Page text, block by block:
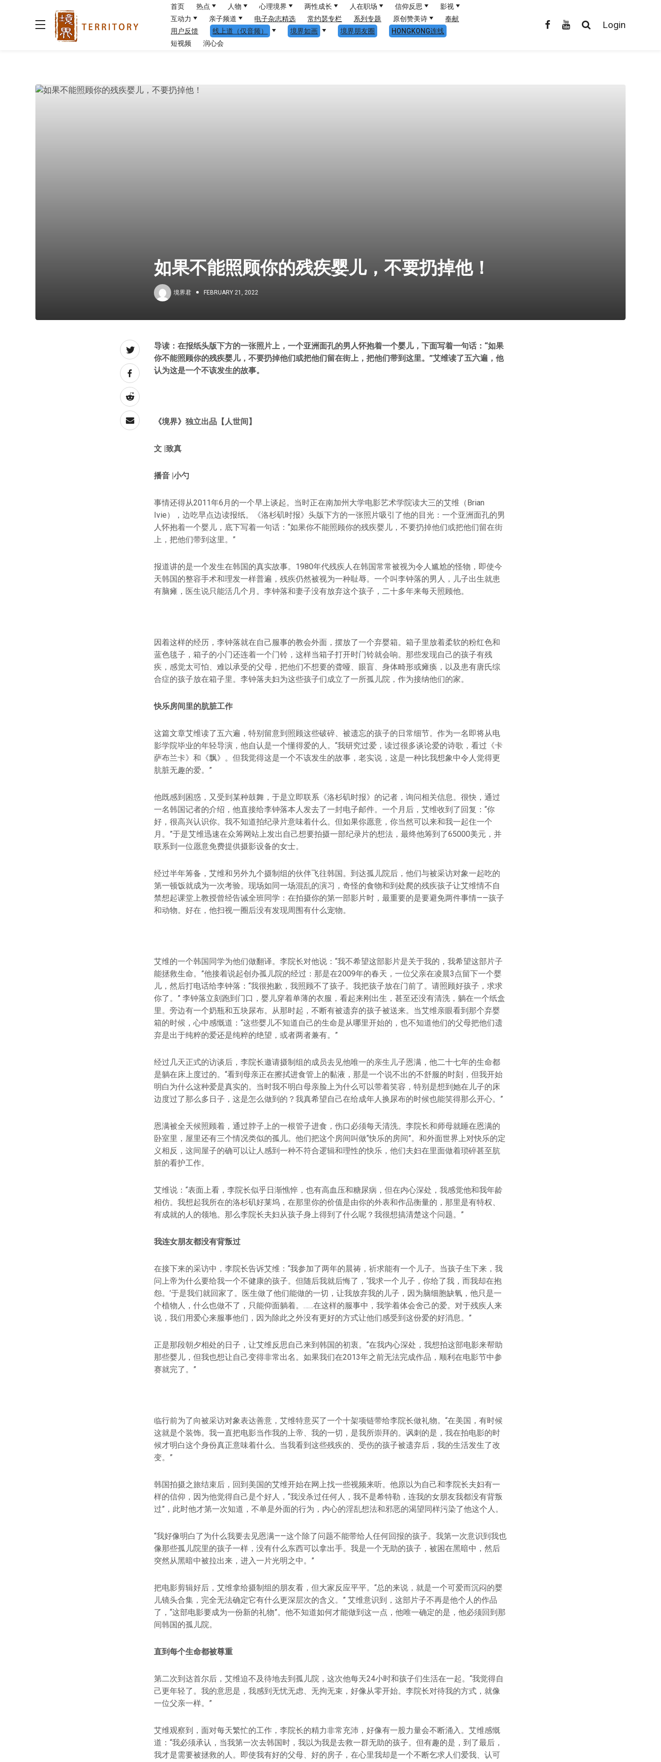
首页 热点 人物 心理境界 两性成长 人在职场 信仰反思
影视
互动力
亲子频道 电子杂志精选 常约瑟专栏 系列专题 原创赞美诗
奉献
用户反馈
线上道（仅音频） 境界如画 境界朋友圈
HONGKONG连线
短视频
润心会
Login
如果不能照顾你的残疾婴儿，不要扔掉他！
境界君 FEBRUARY 21, 2022
导读：在报纸头版下方的一张照片上，一个亚洲面孔的男人怀抱着一个婴儿，下面写着一句话：“如果
你不能照顾你的残疾婴儿，不要扔掉他们或把他们留在街上，把他们带到这里。”艾维读了五六遍，他
认为这是一个不该发生的故事。
《境界》独立出品【人世间】
文 |致真
播音 |小勺
事情还得从2011年6月的一个早上谈起。当时正在南加州大学电影艺术学院读大三的艾维（Brian
Ivie），边吃早点边读报纸。《洛杉矶时报》头版下方的一张照片吸引了他的目光：一个亚洲面孔的男
人怀抱着一个婴儿，底下写着一句话：“如果你不能照顾你的残疾婴儿，不要扔掉他们或把他们留在街
上，把他们带到这里。”
报道讲的是一个发生在韩国的真实故事。1980年代残疾人在韩国常常被视为令人尴尬的怪物，即使今
天韩国的整容手术和理发一样普遍，残疾仍然被视为一种耻辱。一个叫李钟落的男人，儿子出生就患
有脑瘫，医生说只能活几个月。李钟落和妻子没有放弃这个孩子，二十多年来每天照顾他。
因着这样的经历，李钟落就在自己服事的教会外面，摆放了一个弃婴箱。箱子里放着柔软的粉红色和
蓝色毯子，箱子的小门还连着一个门铃，这样当箱子打开时门铃就会响。那些发现自己的孩子有残
疾，感觉太可怕、难以承受的父母，把他们不想要的聋哑、眼盲、身体畸形或瘫痪，以及患有唐氏综
合症的孩子放在箱子里。李钟落夫妇为这些孩子们成立了一所孤儿院，作为接纳他们的家。
快乐房间里的肮脏工作
这篇文章艾维读了五六遍，特别留意到照顾这些破碎、被遗忘的孩子的日常细节。作为一名即将从电
影学院毕业的年轻导演，他自认是一个懂得爱的人。“我研究过爱，读过很多谈论爱的诗歌，看过《卡
萨布兰卡》和《飘》。但我觉得这是一个不该发生的故事，老实说，这是一种比我想象中令人觉得更
肮脏无趣的爱。”
他既感到困惑，又受到某种鼓舞，于是立即联系《洛杉矶时报》的记者，询问相关信息。很快，通过
一名韩国记者的介绍，他直接给李钟落本人发去了一封电子邮件。一个月后，艾维收到了回复：“你
好，很高兴认识你。我不知道拍纪录片意味着什么。但如果你愿意，你当然可以来和我一起住一个
月。”于是艾维迅速在众筹网站上发出自己想要拍摄一部纪录片的想法，最终他筹到了65000美元，并
联系到一位愿意免费提供摄影设备的女士。
经过半年筹备，艾维和另外九个摄制组的伙伴飞往韩国。到达孤儿院后，他们与被采访对象一起吃的
第一顿饭就成为一次考验。现场如同一场混乱的演习，奇怪的食物和到处爬的残疾孩子让艾维情不自
禁想起课堂上教授曾经告诫全班同学：在拍摄你的第一部影片时，最重要的是要避免两件事情——孩子
和动物。好在，他扫视一圈后没有发现周围有什么宠物。
艾维的一个韩国同学为他们做翻译。李院长对他说：“我不希望这部影片是关于我的，我希望这部片子
能拯救生命。”他接着说起创办孤儿院的经过：那是在2009年的春天，一位父亲在凌晨3点留下一个婴
儿，然后打电话给李钟落：“我很抱歉，我照顾不了孩子。我把孩子放在门前了。请照顾好孩子，求求
你了。” 李钟落立刻跑到门口，婴儿穿着单薄的衣服，看起来刚出生，甚至还没有清洗，躺在一个纸盒
里。旁边有一个奶瓶和五块尿布。从那时起，不断有被遗弃的孩子被送来。当艾维亲眼看到那个弃婴
箱的时候，心中感慨道：“这些婴儿不知道自己的生命是从哪里开始的，也不知道他们的父母把他们遗
弃是出于纯粹的爱还是纯粹的绝望，或者两者兼有。”
经过几天正式的访谈后，李院长邀请摄制组的成员去见他唯一的亲生儿子恩满，他二十七年的生命都
是躺在床上度过的。“看到母亲正在擦拭进食管上的黏液，那是一个说不出的不舒服的时刻，但我开始
明白为什么这种爱是真实的。当时我不明白母亲脸上为什么可以带着笑容，特别是想到她在儿子的床
边度过了那么多日子，这是怎么做到的？我真希望自己在给成年人换尿布的时候也能笑得那么开心。”
恩满被全天候照顾着，通过脖子上的一根管子进食，伤口必须每天清洗。李院长和师母就睡在恩满的
卧室里，屋里还有三个情况类似的孤儿。他们把这个房间叫做“快乐的房间”。和外面世界上对快乐的定
义相反，这间屋子的确可以让人感到一种不符合逻辑和理性的快乐，他们夫妇在里面做着琐碎甚至肮
脏的看护工作。
艾维说：“表面上看，李院长似乎日渐憔悴，也有高血压和糖尿病，但在内心深处，我感觉他和我年龄
相仿。我想起我所在的洛杉矶好莱坞，在那里你的价值是由你的外表和作品衡量的，那里是有特权、
有成就的人的领地。那么李院长夫妇从孩子身上得到了什么呢？我很想搞清楚这个问题。”
我连女朋友都没有背叛过
在接下来的采访中，李院长告诉艾维：“我参加了两年的晨祷，祈求能有一个儿子。当孩子生下来，我
问上帝为什么要给我一个不健康的孩子。但随后我就后悔了，‘我求一个儿子，你给了我，而我却在抱
怨。’于是我们就回家了。医生做了他们能做的一切，让我放弃我的儿子，因为脑细胞缺氧，他只是一
个植物人，什么也做不了，只能仰面躺着。……在这样的服事中，我学着体会舍己的爱。对于残疾人来
说，我们用爱心来服事他们，因为除此之外没有更好的方式让他们感受到这份爱的好消息。”
正是那段朝夕相处的日子，让艾维反思自己来到韩国的初衷。“在我内心深处，我想拍这部电影来帮助
那些婴儿，但我也想让自己变得非常出名。如果我们在2013年之前无法完成作品，顺利在电影节中参
赛就完了。”
临行前为了向被采访对象表达善意，艾维特意买了一个十架项链带给李院长做礼物。“在美国，有时候
这就是个装饰。我一直把电影当作我的上帝、我的一切，是我所崇拜的。讽刺的是，我在拍电影的时
候才明白这个身份真正意味着什么。当我看到这些残疾的、受伤的孩子被遗弃后，我的生活发生了改
变。”
韩国拍摄之旅结束后，回到美国的艾维开始在网上找一些视频来听。他原以为自己和李院长夫妇有一
样的信仰，因为他觉得自己是个好人，“我没杀过任何人，我不是希特勒，连我的女朋友我都没有背叛
过”，此时他才第一次知道，不单是外面的行为，内心的淫乱想法和邪恶的渴望同样污染了他这个人。
“我好像明白了为什么我要去见恩满——这个除了问题不能带给人任何回报的孩子。我第一次意识到我也
像那些孤儿院里的孩子一样，没有什么东西可以拿出手。我是一个无助的孩子，被困在黑暗中，然后
突然从黑暗中被拉出来，进入一片光明之中。”
把电影剪辑好后，艾维拿给摄制组的朋友看，但大家反应平平。“总的来说，就是一个可爱而沉闷的婴
儿镜头合集，完全无法确定它有什么更深层次的含义。” 艾维意识到，这部片子不再是他个人的作品
了，“这部电影要成为一份新的礼物”。他不知道如何才能做到这一点，他唯一确定的是，他必须回到那
间韩国的孤儿院。
直到每个生命都被尊重
第二次到达首尔后，艾维迫不及待地去到孤儿院，这次他每天24小时和孩子们生活在一起。“我觉得自
己更年轻了。我的意思是，我感到无忧无虑、无拘无束，好像从零开始。李院长对待我的方式，就像
一位父亲一样。”
艾维观察到，面对每天繁忙的工作，李院长的精力非常充沛，好像有一股力量会不断涌入。艾维感慨
道：“我必须承认，当我第一次去韩国时，我以为我是去救一群无助的孩子。但有趣的是，到了最后，
我才是需要被拯救的人。即使我有好的父母、好的房子，在心里我却是一个不断乞求人们爱我、认可